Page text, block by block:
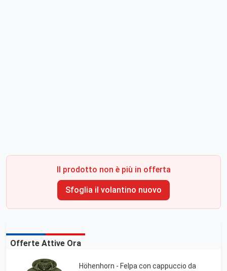
Il prodotto non è più in offerta
Sfoglia il volantino nuovo
Offerte Attive Ora
Höhenhorn - Felpa con cappuccio da